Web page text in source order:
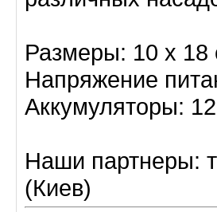
Размеры: 10 х 18
Напряжение
Аккумуляторы:
Наши партнеры:
(Киев)